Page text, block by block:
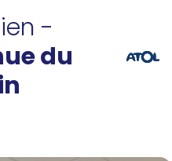
-
du